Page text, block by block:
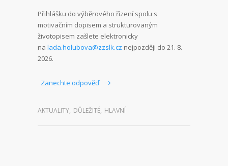
Přihlášku do výběrového řízení spolu s
motivačním dopisem a strukturovaným
životopisem zašlete elektronicky
na lada.holubova@zzslk.cz nejpozději do 21. 8.
2026.
Zanechte odpověď
AKTUALITY, DŮLEŽITÉ, HLAVNÍ